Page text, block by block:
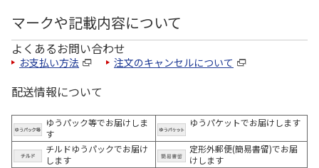
マークや記載内容について
よくあるお問い合わせ
お支払い方法 注文のキャンセルについて
配送情報について
ゆうパック等でお届けしま
す
ゆうパケットでお届けします
チルドゆうパックでお届け
します
定形外郵便(簡易書留)でお届
けします